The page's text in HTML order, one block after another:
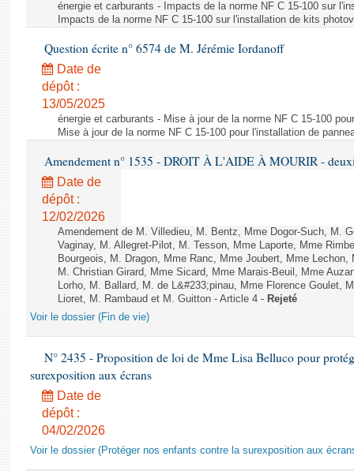
énergie et carburants - Impacts de la norme NF C 15-100 sur
Impacts de la norme NF C 15-100 sur l'installation de kits
Question écrite n° 6574 de M. Jérémie Iordanoff
Date de
dépôt :
13/05/2025
énergie et carburants - Mise à jour de la norme NF C 15-100
Mise à jour de la norme NF C 15-100 pour l'installation de
Amendement n° 1535 - DROIT À L'AIDE À MOURIR -
Date de
dépôt :
12/02/2026
Amendement de M. Villedieu, M. Bentz, Mme Dogor-Such, M.
Vaginay, M. Allegret-Pilot, M. Tesson, Mme Laporte, Mme
Bourgeois, M. Dragon, Mme Ranc, Mme Joubert, Mme
M. Christian Girard, Mme Sicard, Mme Marais-Beuil, Mme
Lorho, M. Ballard, M. de L&#233;pinau, Mme Florence Goulet,
Lioret, M. Rambaud et M. Guitton - Article 4 - Rejeté
Voir le dossier (Fin de vie)
N° 2435 - Proposition de loi de Mme Lisa Belluco pour
surexposition aux écrans
Date de
dépôt :
04/02/2026
Voir le dossier (Protéger nos enfants contre la surexposition aux